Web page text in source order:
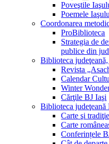
Poveştile
Poemele
Coordonarea
ProBiblioteca
Strategia de
publice din
Biblioteca
Revista
Calendar
Winter
Cărţile BJ Iaşi
Biblioteca
Carte şi
Carte
Conferințele